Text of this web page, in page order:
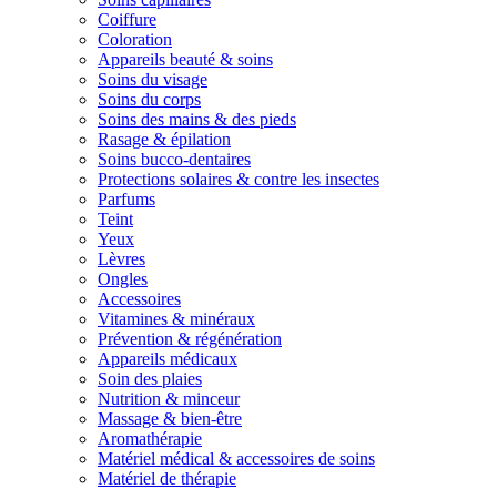
Coiffure
Coloration
Appareils beauté & soins
Soins du visage
Soins du corps
Soins des mains & des pieds
Rasage & épilation
Soins bucco-dentaires
Protections solaires & contre les insectes
Parfums
Teint
Yeux
Lèvres
Ongles
Accessoires
Vitamines & minéraux
Prévention & régénération
Appareils médicaux
Soin des plaies
Nutrition & minceur
Massage & bien-être
Aromathérapie
Matériel médical & accessoires de soins
Matériel de thérapie